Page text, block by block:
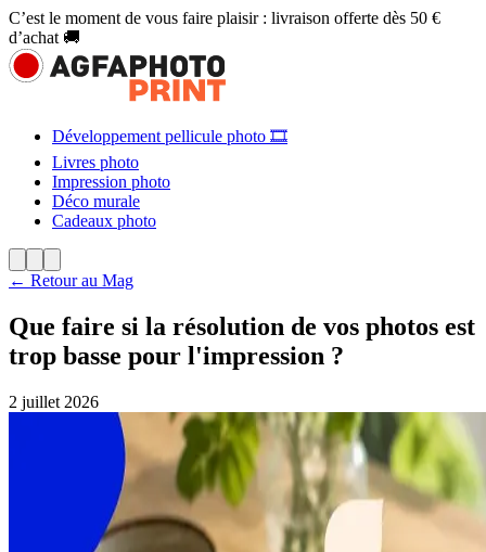
C’est le moment de vous faire plaisir : livraison offerte dès 50 €
d’achat 🚚
Développement pellicule photo 🎞️
Livres photo
Impression photo
Déco murale
Cadeaux photo
← Retour au Mag
Que faire si la résolution de vos photos est
trop basse pour l'impression ?
2 juillet 2026